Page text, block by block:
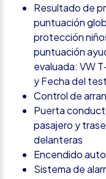
Resultado de
puntuación
protección
puntuación
evaluada: VW
y Fecha del
Control de
Puerta
pasajero y
delanteras
Encendido
Sistema de